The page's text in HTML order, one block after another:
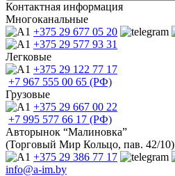
Контактная информация
Многоканальные
+375 29 677 05 20
+375 29 577 93 31
Легковые
+375 29 122 77 17
+7 967 555 00 65 (РФ)
Грузовые
+375 29 667 00 22
+7 995 577 66 17 (РФ)
Авторынок “Малиновка”
(Торговый Мир Кольцо, пав. 42/10)
+375 29 386 77 17
info@a-im.by